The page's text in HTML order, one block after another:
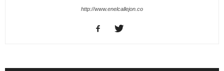
http://www.enelcallejon.co